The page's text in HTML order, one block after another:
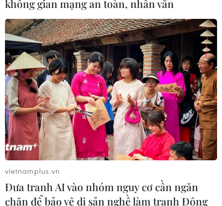
TIN CÙNG CHUYÊN MỤC
Mỗi năm, Việt Nam ghi nhận 35.000
trường hợp biến chứng do phẫu
thuật thẩm mỹ
12/05/2026 08:42
Gợi ý một số phương pháp chăm sóc
da với rau diếp cá
11/05/2026 23:50
Nước dừa - “serum tự nhiên” giúp
làn da mịn màng, tươi sáng
06/05/2026 23:00
không gian mạng an toàn, nhân văn
vietnamplus.vn
Đưa tranh AI vào nhóm nguy cơ cần ngăn
chặn để bảo vệ di sản nghề làm tranh Đông